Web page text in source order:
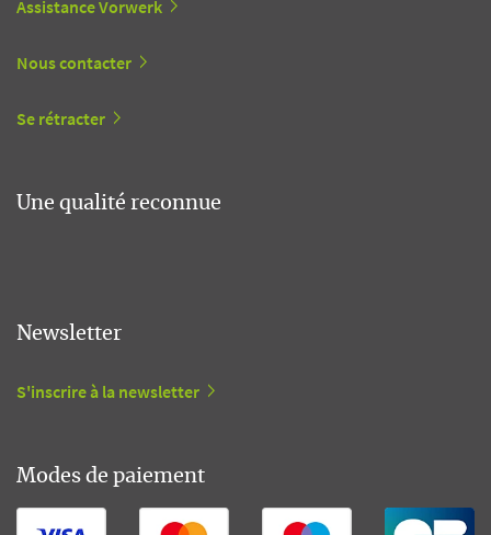
Assistance Vorwerk
Nous contacter
Se rétracter
Une qualité reconnue
Newsletter
S'inscrire à la newsletter
Modes de paiement